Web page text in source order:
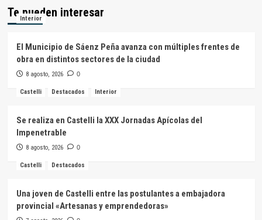
Te pueden interesar
Interior
El Municipio de Sáenz Peña avanza con múltiples frentes de
obra en distintos sectores de la ciudad
8 agosto, 2026 0
Castelli Destacados Interior
Se realiza en Castelli la XXX Jornadas Apícolas del
Impenetrable
8 agosto, 2026 0
Castelli Destacados
Una joven de Castelli entre las postulantes a embajadora
provincial «Artesanas y emprendedoras»